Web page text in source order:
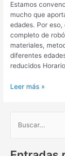
Estamos
mucho que
edades. Por
completo de
materiales,
diferentes
reducidos
Leer más »
s